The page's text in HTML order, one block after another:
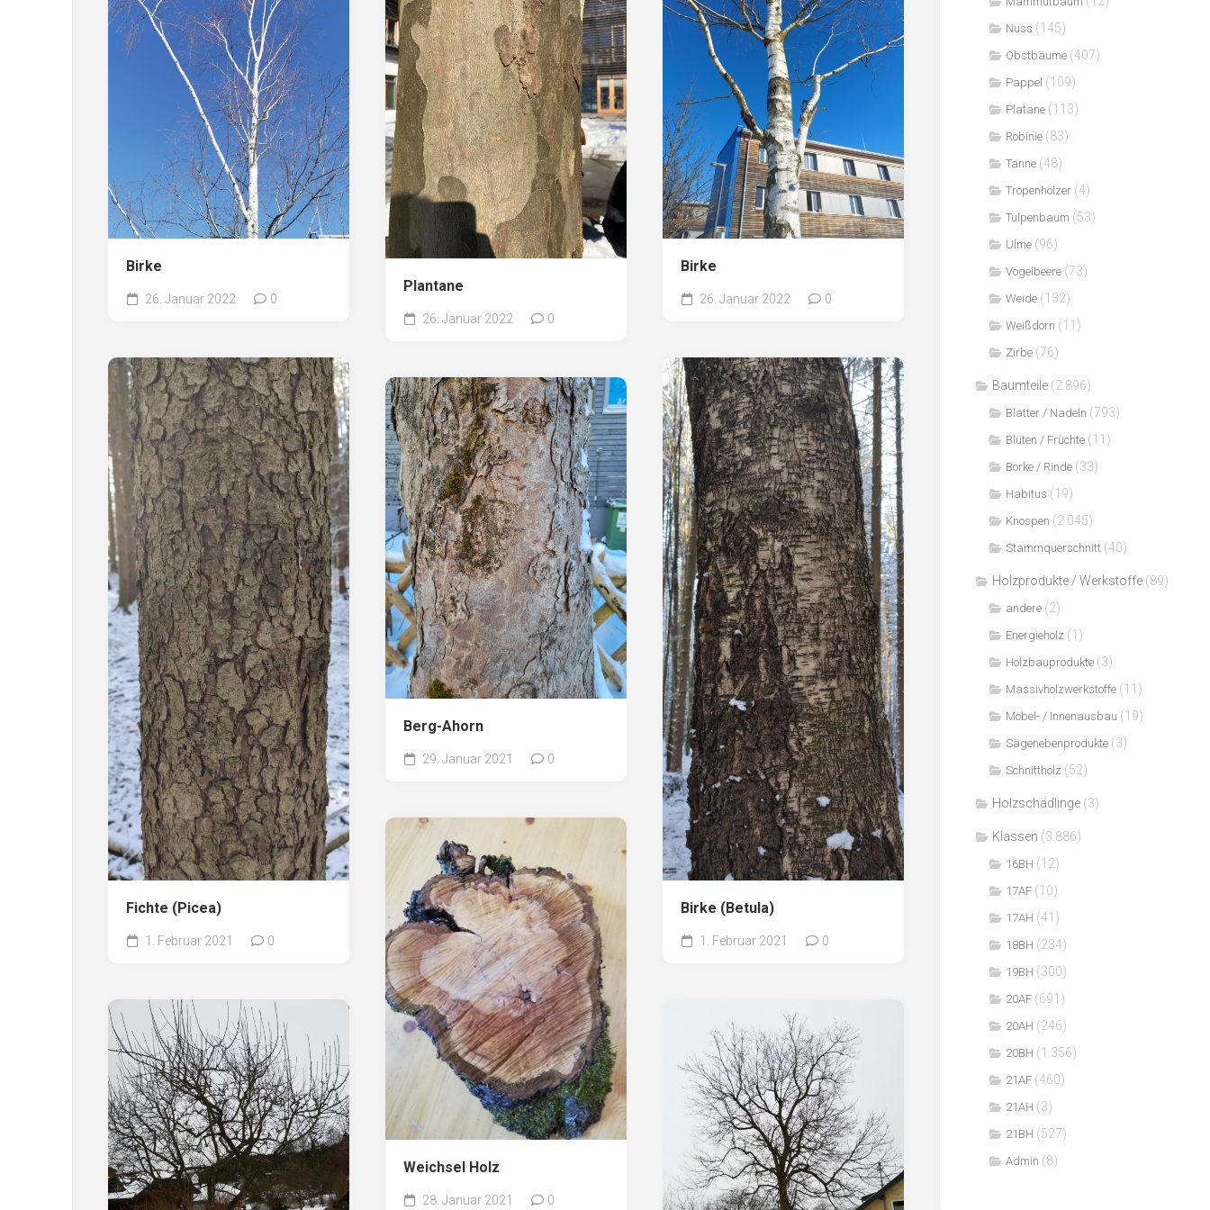
Birke
26. Januar 2022 0
Birke
26. Januar 2022 0
Plantane
26. Januar 2022 0
Fichte (Picea)
1. Februar 2021 0
Birke (Betula)
1. Februar 2021 0
Berg-Ahorn
29. Januar 2021 0
Weichsel Holz
28. Januar 2021 0
Nuss (145)
Obstbäume (407)
Pappel (109)
Platane (113)
Robinie (83)
Tanne (48)
Tropenhölzer (4)
Tulpenbaum (53)
Ulme (96)
Vogelbeere (73)
Weide (132)
Weißdorn (11)
Zirbe (76)
Baumteile (2.896)
Blätter / Nadeln (793)
Blüten / Früchte (11)
Borke / Rinde (33)
Habitus (19)
Knospen (2.045)
Stammquerschnitt (40)
Holzprodukte / Werkstoffe (89)
andere (2)
Energieholz (1)
Holzbauprodukte (3)
Massivholzwerkstoffe (11)
Möbel- / Innenausbau (19)
Sägenebenprodukte (3)
Schnittholz (52)
Holzschädlinge (3)
Klassen (3.886)
16BH (12)
17AF (10)
17AH (41)
18BH (234)
19BH (300)
20AF (691)
20AH (246)
20BH (1.356)
21AF (460)
21AH (3)
21BH (527)
Admin (8)